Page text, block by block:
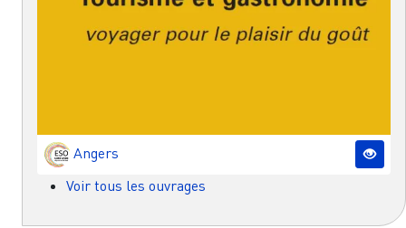
Angers
Voir tous les ouvrages